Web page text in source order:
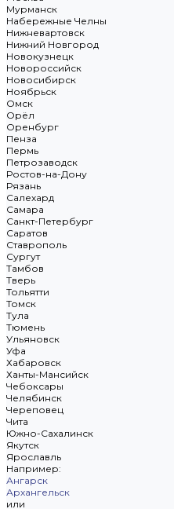
Мурманск
Набережные Челны
Нижневартовск
Нижний Новгород
Новокузнецк
Новороссийск
Новосибирск
Ноябрьск
Омск
Орёл
Оренбург
Пенза
Пермь
Петрозаводск
Ростов-на-Дону
Рязань
Салехард
Самара
Санкт-Петербург
Саратов
Ставрополь
Сургут
Тамбов
Тверь
Тольятти
Томск
Тула
Тюмень
Ульяновск
Уфа
Хабаровск
Ханты-Мансийск
Чебоксары
Челябинск
Череповец
Чита
Южно-Сахалинск
Якутск
Ярославль
Например:
Ангарск
Архангельск
или